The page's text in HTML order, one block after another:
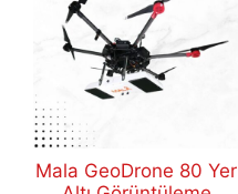
Mala GeoDrone 80 Yer